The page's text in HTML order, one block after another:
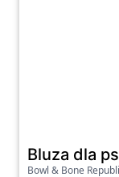
Bluza dla
Bowl & Bone